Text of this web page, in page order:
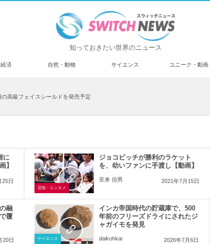
知っておきたい世界のニュース
済 自然・動物 サイエンス ユニーク・動画
高級フェイスシールドを発売予定
に
】
25日
芸能・エンタメ
ジョコビッチが勝利のラケット
を、幼いファンに手渡し【動画】
安来 信男 2021年7月15日
融
覆
20日 サイエンス
インカ帝国時代の貯蔵庫で、500
年前のフリーズドライにされたジ
ャガイモを発見
daikohkai 2026年7月6日